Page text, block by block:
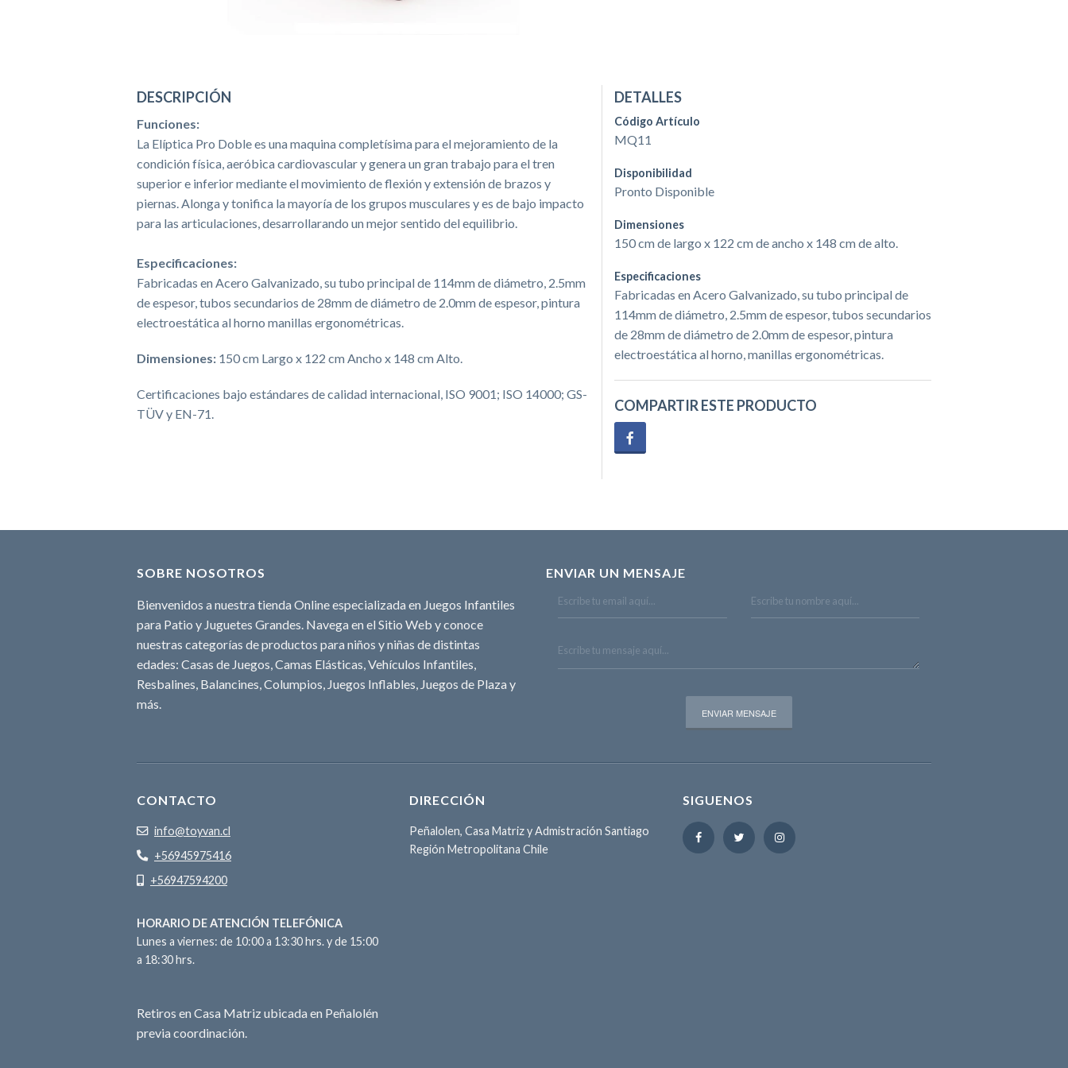
DESCRIPCIÓN
Funciones:
La Elíptica Pro Doble es una maquina completísima para el mejoramiento de la
condición física, aeróbica cardiovascular y genera un gran trabajo para el tren
superior e inferior mediante el movimiento de flexión y extensión de brazos y
piernas. Alonga y tonifica la mayoría de los grupos musculares y es de bajo impacto
para las articulaciones, desarrollarando un mejor sentido del equilibrio.
Especificaciones:
Fabricadas en Acero Galvanizado, su tubo principal de 114mm de diámetro, 2.5mm
de espesor, tubos secundarios de 28mm de diámetro de 2.0mm de espesor, pintura
electroestática al horno manillas ergonométricas.
Dimensiones: 150 cm Largo x 122 cm Ancho x 148 cm Alto.
Certificaciones bajo estándares de calidad internacional, ISO 9001; ISO 14000; GS-
TÜV y EN-71.
DETALLES
Código Artículo
MQ11
Disponibilidad
Pronto Disponible
Dimensiones
150 cm de largo x 122 cm de ancho x 148 cm de alto.
Especificaciones
Fabricadas en Acero Galvanizado, su tubo principal de
114mm de diámetro, 2.5mm de espesor, tubos secundarios
de 28mm de diámetro de 2.0mm de espesor, pintura
electroestática al horno, manillas ergonométricas.
COMPARTIR ESTE PRODUCTO
SOBRE NOSOTROS
Bienvenidos a nuestra tienda Online especializada en Juegos Infantiles
para Patio y Juguetes Grandes. Navega en el Sitio Web y conoce
nuestras categorías de productos para niños y niñas de distintas
edades: Casas de Juegos, Camas Elásticas, Vehículos Infantiles,
Resbalines, Balancines, Columpios, Juegos Inflables, Juegos de Plaza y
más.
ENVIAR UN MENSAJE
CONTACTO
info@toyvan.cl
+56945975416
+56947594200
HORARIO DE ATENCIÓN TELEFÓNICA
Lunes a viernes: de 10:00 a 13:30 hrs. y de 15:00
a 18:30 hrs.
Retiros en Casa Matriz ubicada en Peñalolén
previa coordinación.
DIRECCIÓN
Peñalolen, Casa Matriz y Admistración Santiago
Región Metropolitana Chile
SIGUENOS